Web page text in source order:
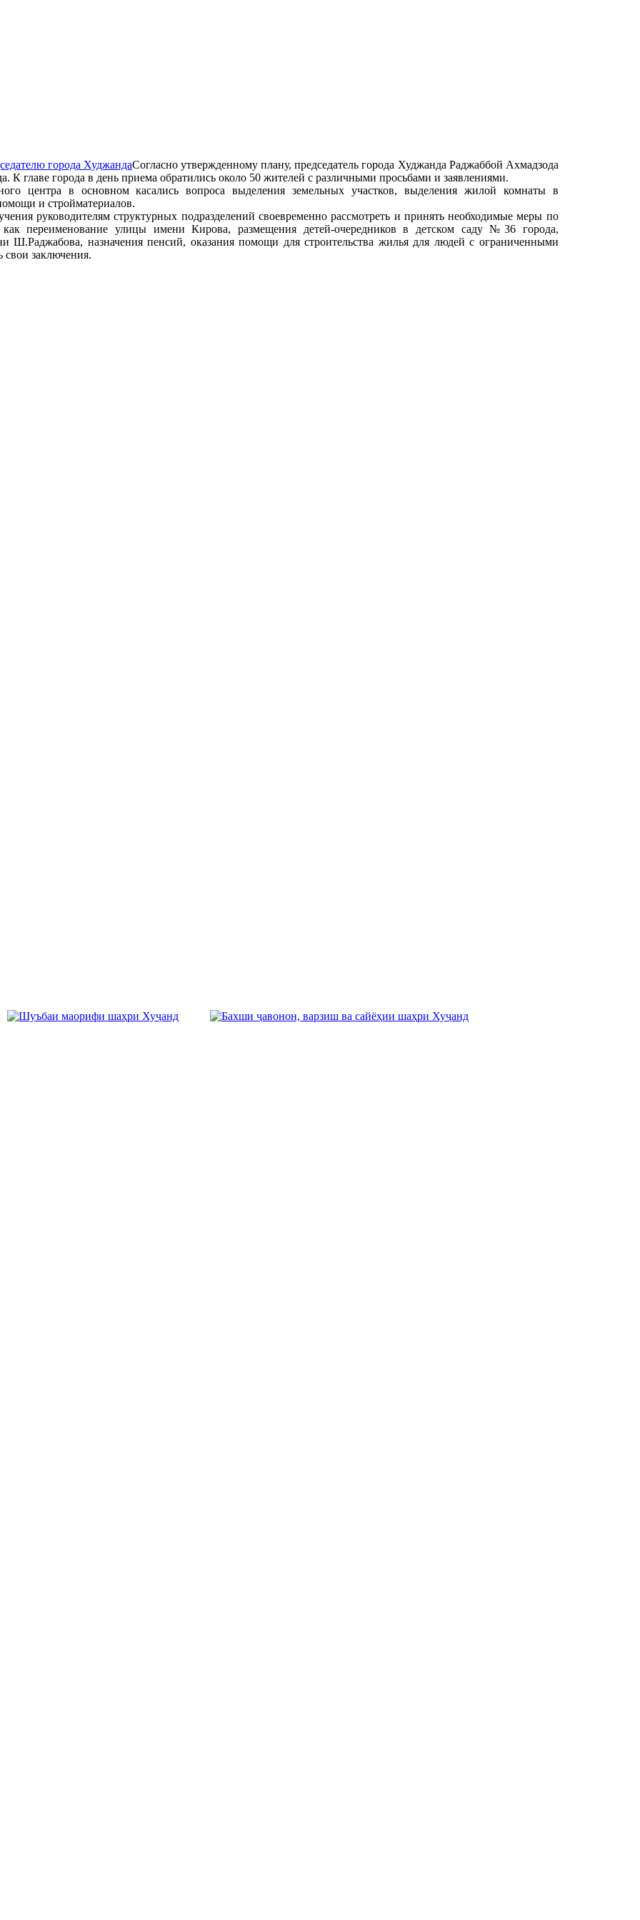
Согласно утвержденному плану, председатель города Худжанда Раджаббой Ахмадзода
К главе города в день приема обратились около 50 жителей с различными просьбами и заявлениями.
центра в основном касались вопроса выделения земельных участков, выделения жилой комнаты в
и стройматериалов.
руководителям структурных подразделений своевременно рассмотреть и принять необходимые меры по
переименование улицы имени Кирова, размещения детей-очередников в детском саду №36 города,
Ш.Раджабова, назначения пенсий, оказания помощи для строительства жилья для людей с ограниченными
свои заключения.